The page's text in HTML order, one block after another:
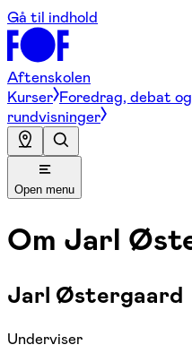
Gå til indhold
Aftenskolen
Kurser Foredrag, debat
rundvisninger
Open menu
Om Jarl
Jarl Østergaard
Underviser